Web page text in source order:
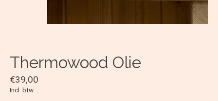
Thermowood Olie
€39,00
Incl. btw